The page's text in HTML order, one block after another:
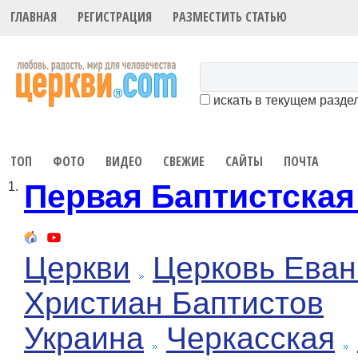
ГЛАВНАЯ РЕГИСТРАЦИЯ РАЗМЕСТИТЬ СТАТЬЮ
искать в текущем
ТОП ФОТО ВИДЕО СВЕЖИЕ САЙТЫ ПОЧТА
1. Первая
Церкви
Церковь
Христиан Баптистов
Украина
Черкасская